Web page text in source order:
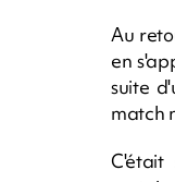
Au
en
suite
match